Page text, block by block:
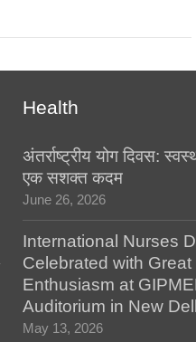
Health
अंतर्राष्ट्रीय योग दिवस:
एक सशक्त कदम
June 26, 2026
International Nurses
Celebrated with Great
Enthusiasm at
Auditorium in New
May 13, 2026